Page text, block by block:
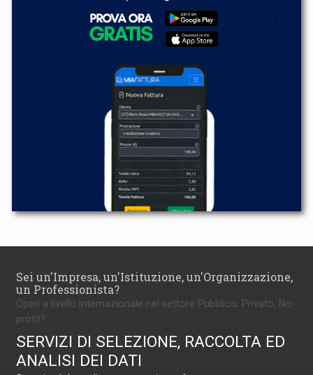
Sei un'Impresa, un'Istituzione, un'Organizzazione,
un Professionista?
Operi a livello internazionale nel settore Pubblico, Privato, No-
profit?
SERVIZI DI SELEZIONE, RACCOLTA ED
ANALISI DEI DATI